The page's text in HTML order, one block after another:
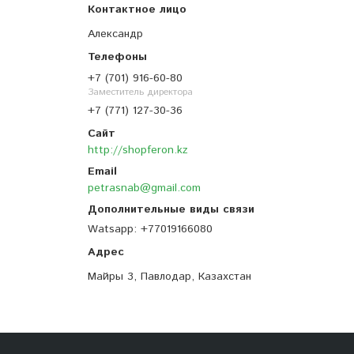
Александр
+7 (701) 916-60-80
Заместитель директора
+7 (771) 127-30-36
http://shopferon.kz
petrasnab@gmail.com
Watsapp +77019166080
Майры 3, Павлодар, Казахстан